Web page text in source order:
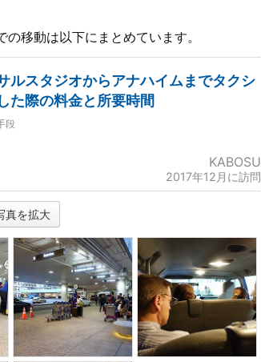
移動は以下にまとめています。
ルスタジオからアナハイムまでタクシ
た際の料金と所要時間
段
KABOSU
2017年12月に訪問
真を拡大